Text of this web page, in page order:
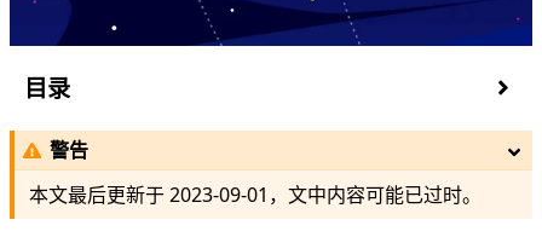
目录
深入源码
参考
警告
本文最后更新于2023-09-01 ，文中内容可能已过时。